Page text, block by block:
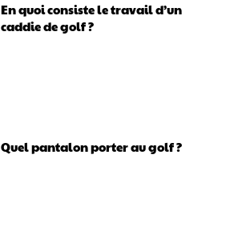
En quoi consiste le travail d’un
caddie de golf ?
Quel pantalon porter au golf ?